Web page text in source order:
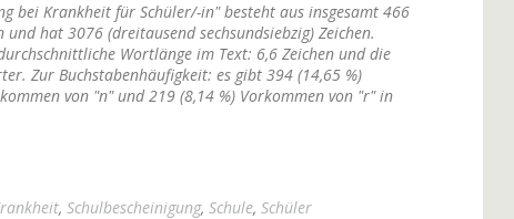
bei Krankheit für Schüler/-in" besteht aus insgesamt 466
hat 3076 (dreitausend sechsundsiebzig) Zeichen.
Wortlänge im Text: 6,6 Zeichen und die
Zur Buchstabenhäufigkeit: es gibt 394 (14,65 %)
von "n" und 219 (8,14 %) Vorkommen von "r" in
, Schulbescheinigung, Schule, Schüler